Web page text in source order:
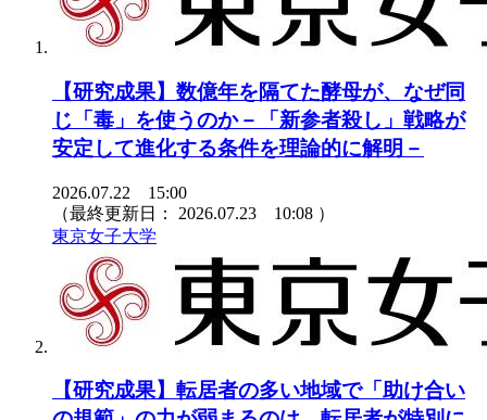
【研究成果】数億年を隔てた酵母が、なぜ同
じ「毒」を使うのか－「新参者殺し」戦略が
安定して進化する条件を理論的に解明－
2026.07.22 15:00
（最終更新日： 2026.07.23 10:08 ）
東京女子大学
【研究成果】転居者の多い地域で「助け合い